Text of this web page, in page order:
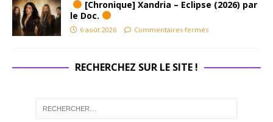
[Chronique] Xandria – Eclipse (2026) par
le Doc.
6 août 2026 Commentaires fermés
RECHERCHEZ SUR LE SITE !